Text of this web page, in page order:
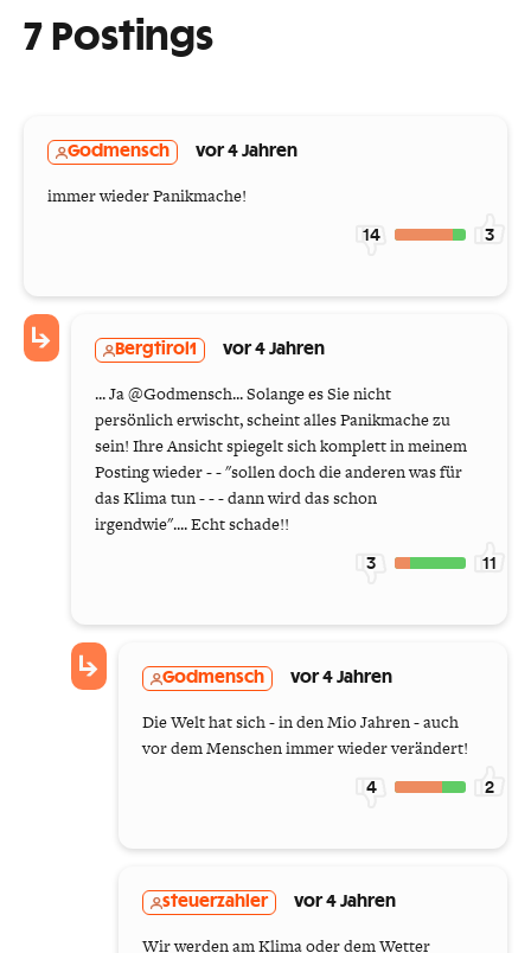
7 Postings
Godmensch vor 4 Jahren
immer wieder Panikmache!
14 3
Bergtirol1 vor 4 Jahren
... Ja @Godmensch... Solange es Sie nicht
persönlich erwischt, scheint alles Panikmache zu
sein! Ihre Ansicht spiegelt sich komplett in meinem
Posting wieder - - "sollen doch die anderen was für
das Klima tun - - - dann wird das schon
irgendwie".... Echt schade!!
3 11
Godmensch vor 4 Jahren
Die Welt hat sich - in den Mio Jahren - auch
vor dem Menschen immer wieder verändert!
4 2
steuerzahler vor 4 Jahren
Wir werden am Klima oder dem Wetter